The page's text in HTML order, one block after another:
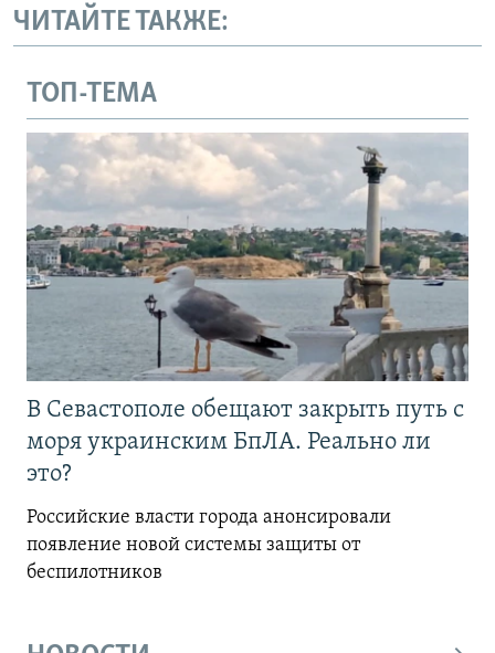
ЧИТАЙТЕ ТАКЖЕ:
ТОП-ТЕМА
В Севастополе обещают закрыть путь с
моря украинским БпЛА. Реально ли
это?
Российские власти города анонсировали
появление новой системы защиты от
беспилотников